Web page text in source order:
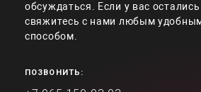
обсуждаться. Если у вас
свяжитесь с нами любым
способом.
ПОЗВОНИТЬ: